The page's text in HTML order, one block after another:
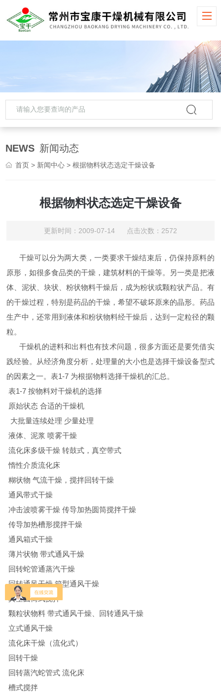
NEWS 新闻动态
首页 > 新闻中心 > 根据物料状态选定干燥设备
根据物料状态选定干燥设备
更新时间：2009-07-14 点击次数：2572
干燥可以分为两大类，一类要求干燥结束后，仍保持原料的
原形，如很多食品类的干燥，建筑材料的干燥等。另一类是把液
体、泥状、块状、粉状物料干燥后，成为粉状或颗粒状产品。有
的干燥过程，特别是药品的干燥，希望不破坏原来的晶形。药品
生产中，还常用到液体和粉状物料经干燥后，达到一定粒径的颗
粒。
干燥机的进料和出料也有技术问题，很多方面还是要凭借实
践经验。从经济角度分析，处理量的大小也是选择干燥设备型式
的因素之一。表1-7 为根据物料选择干燥机的汇总。
表1-7 按物料对干燥机的选择
原始状态 合适的干燥机
大批量连续处理 少量处理
液体、泥浆 喷雾干燥
流化床多级干燥 转鼓式，真空带式
惰性介质流化床
糊状物 气流干燥，搅拌回转干燥
通风带式干燥
冲击波喷雾干燥 传导加热圆筒搅拌干燥
传导加热槽形搅拌干燥
通风箱式干燥
薄片状物 带式通风干燥
回转蛇管通蒸汽干燥
回转通风干燥 箱型通风干燥
真空圆筒式搅拌
颗粒状物料 带式通风干燥、回转通风干燥
立式通风干燥
流化床干燥（流化式）
回转干燥
回转蒸汽蛇管式 流化床
槽式搅拌